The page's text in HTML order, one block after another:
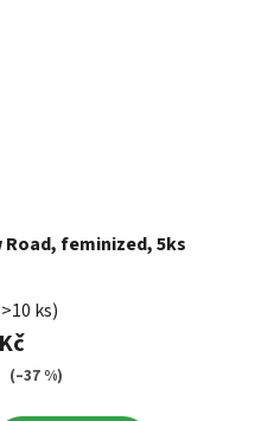
Road, feminized, 5ks
ks)
(–37 %)